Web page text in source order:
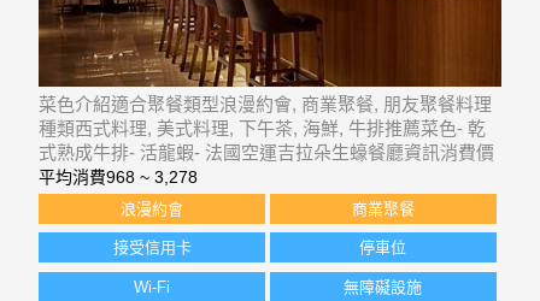
菜色介紹適合聚餐類型浪漫約會, 商業聚餐, 朋友聚餐料理
種類西式料理, 美式料理, 下午茶, 海鮮, 牛排推薦菜色- 乾
式熟成牛排- 活龍蝦- 法國空運吉拉朵生蠔餐廳資訊消費價
位$968 ~ $3278營業時間[午餐]週一 - 週日 11:30-14:00[晚
餐]週一 - 週日 18:00-23:0
平均消費968 ~ 3,278
浪漫約會 商業聚餐
接受信用卡 停車位
Wi-Fi 無障礙設施